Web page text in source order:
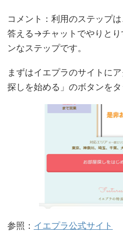
コメント：利用のステップ
答える→チャットでやりとり
ンなステップです。
まずはイエプラのサイトに
探しを始める」のボタンをタ
参照： イエプラ公式サイト